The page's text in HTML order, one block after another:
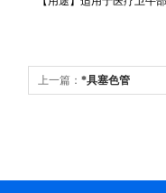
上一篇： *具塞色管